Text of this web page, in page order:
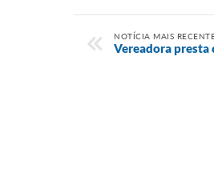
NOTÍCIA MAIS
Vereadora presta